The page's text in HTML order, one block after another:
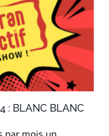
: BLANC BLANC